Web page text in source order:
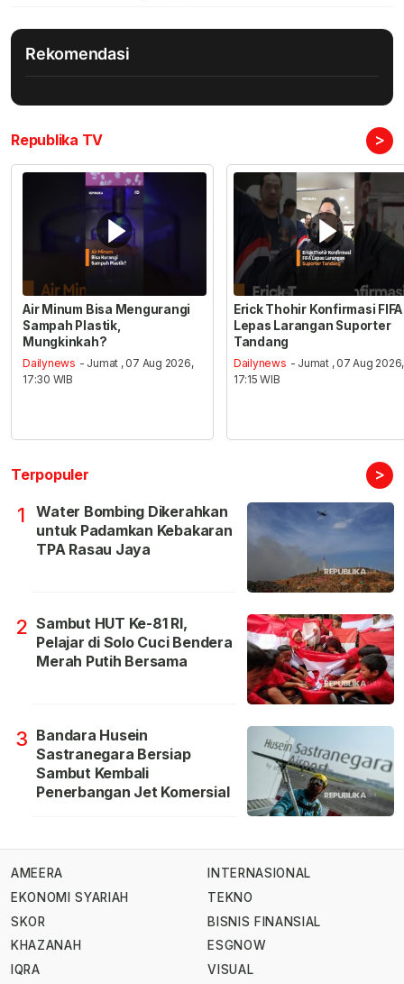
Rekomendasi
Republika TV >
Air Minum Bisa Mengurangi
Sampah Plastik,
Mungkinkah?
Dailynews - Jumat , 07 Aug 2026,
17:30 WIB
Erick Thohir Konfirmasi FIFA
Lepas Larangan Suporter
Tandang
Dailynews - Jumat , 07 Aug 2026,
17:15 WIB
Terpopuler >
1
Water Bombing Dikerahkan
untuk Padamkan Kebakaran
TPA Rasau Jaya
2 Sambut HUT Ke-81 RI,
Pelajar di Solo Cuci Bendera
Merah Putih Bersama
3 Bandara Husein
Sastranegara Bersiap
Sambut Kembali
Penerbangan Jet Komersial
AMEERA
EKONOMI SYARIAH
SKOR
KHAZANAH
IQRA
INTERNASIONAL
TEKNO
BISNIS FINANSIAL
ESGNOW
VISUAL